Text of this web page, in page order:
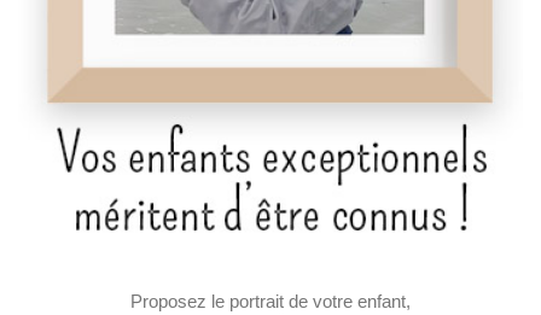
Proposez le portrait de votre enfant,